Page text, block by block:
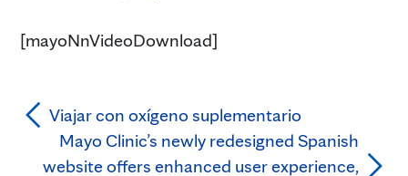
[mayoNnVideoDownload]
Viajar con oxígeno suplementario
Mayo Clinic’s newly redesigned Spanish
website offers enhanced user experience,